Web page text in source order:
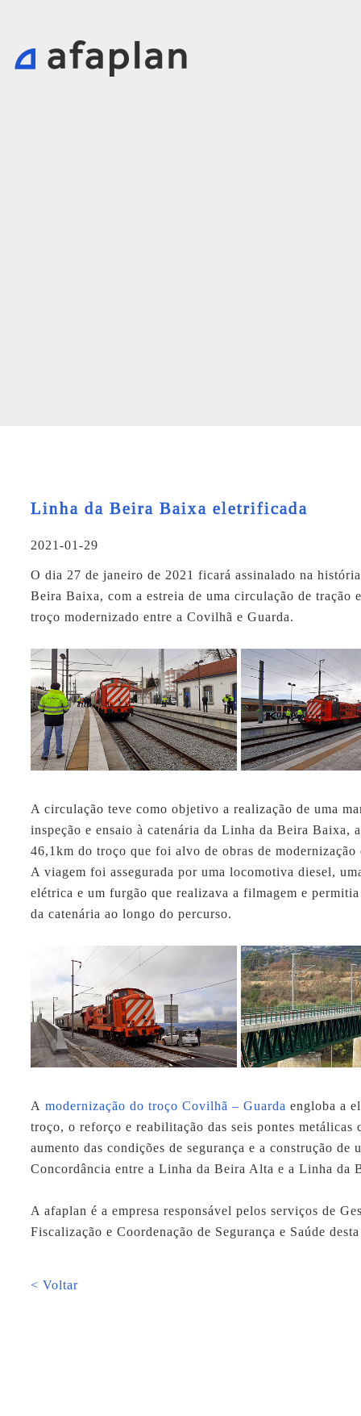
Linha da Beira Baixa eletrificada
2021-01-29
O dia 27 de janeiro de 2021 ficará assinalado na
Beira Baixa, com a estreia de uma circulação de tração
troço modernizado entre a Covilhã e Guarda.
A circulação teve como objetivo a realização de uma
inspeção e ensaio à catenária da Linha da Beira Baixa,
46,1km do troço que foi alvo de obras de
A viagem foi assegurada por uma locomotiva diesel,
elétrica e um furgão que realizava a filmagem e
da catenária ao longo do percurso.
A modernização do troço Covilhã – Guarda engloba a
troço, o reforço e reabilitação das seis pontes metálicas
aumento das condições de segurança e a construção de
Concordância entre a Linha da Beira Alta e a Linha da
A afaplan é a empresa responsável pelos serviços de
Fiscalização e Coordenação de Segurança e Saúde
< Voltar